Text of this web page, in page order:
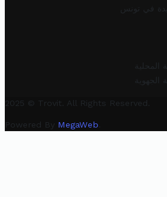
في تونس
المحلية
الجهوية
2025 © Trovit. All Rights Reserved.
Powered By MegaWeb